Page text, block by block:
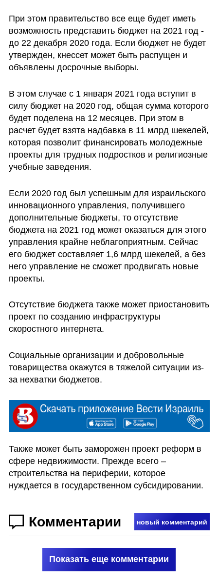
При этом правительство все еще будет иметь
возможность представить бюджет на 2021 год -
до 22 декабря 2020 года. Если бюджет не будет
утвержден, кнессет может быть распущен и
объявлены досрочные выборы.
В этом случае с 1 января 2021 года вступит в
силу бюджет на 2020 год, общая сумма которого
будет поделена на 12 месяцев. При этом в
расчет будет взята надбавка в 11 млрд шекелей,
которая позволит финансировать молодежные
проекты для трудных подростков и религиозные
учебные заведения.
Если 2020 год был успешным для израильского
инновационного управления, получившего
дополнительные бюджеты, то отсутствие
бюджета на 2021 год может оказаться для этого
управления крайне неблагоприятным. Сейчас
его бюджет составляет 1,6 млрд шекелей, а без
него управление не сможет продвигать новые
проекты.
Отсутствие бюджета также может приостановить
проект по созданию инфраструктуры
скоростного интернета.
Социальные организации и добровольные
товарищества окажутся в тяжелой ситуации из-
за нехватки бюджетов.
Также может быть заморожен проект реформ в
сфере недвижимости. Прежде всего –
строительства на периферии, которое
нуждается в государственном субсидировании.
Комментарии новый комментарий
Показать еще комментарии